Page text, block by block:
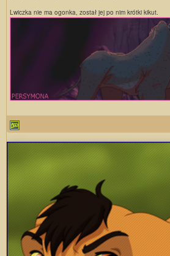
Lwiczka nie ma ogonka, został jej po nim krótki kikut.